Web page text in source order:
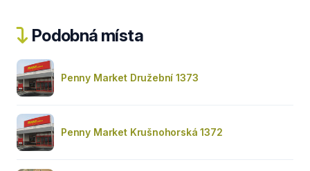
Podobná místa
Penny Market Družební 1373
Penny Market Krušnohorská 1372